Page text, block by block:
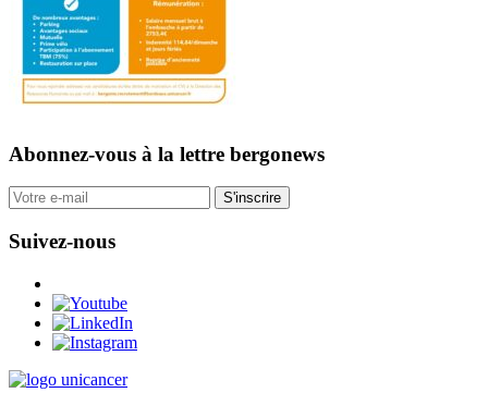
Abonnez-vous à la lettre bergonews
S'inscrire
Suivez-nous